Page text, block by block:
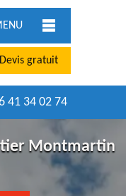
Devis gratuit
41 34 02 74
Montmartin